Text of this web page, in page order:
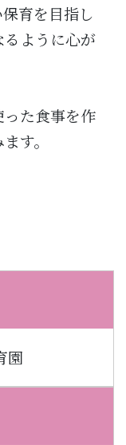
育を目指し
ように心が
た食事を作
す。
園